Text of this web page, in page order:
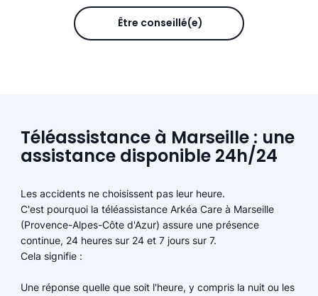
Être conseillé(e)
Téléassistance à Marseille : une
assistance disponible 24h/24
Les accidents ne choisissent pas leur heure.
C'est pourquoi la téléassistance Arkéa Care à Marseille
(Provence-Alpes-Côte d'Azur) assure une présence
continue, 24 heures sur 24 et 7 jours sur 7.
Cela signifie :
Une réponse quelle que soit l'heure, y compris la nuit ou les